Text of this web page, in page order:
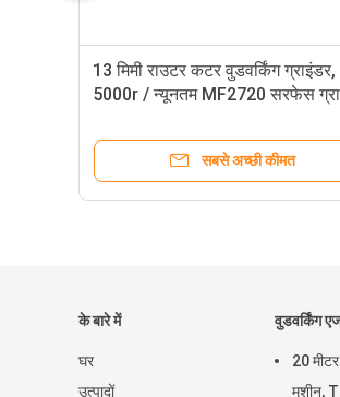
13 मिमी राउटर कटर वुडवर्किंग ग्राइंडर,
5000r / न्यूनतम MF2720 सरफेस
सबसे अच्छी कीमत
के बारे में
घर
उत्पादों
वुडवर्किंग
20
मशीन,